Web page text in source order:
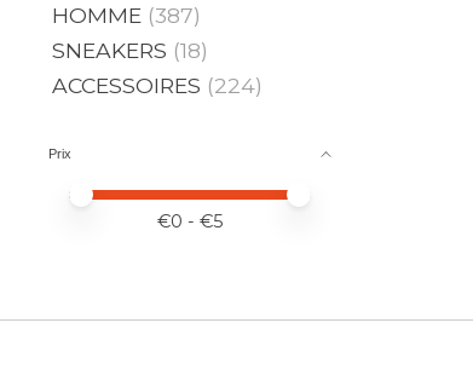
HOMME (387)
SNEAKERS (18)
ACCESSOIRES (224)
Prix
Prix minimum
Price maximum value
€0 - €5